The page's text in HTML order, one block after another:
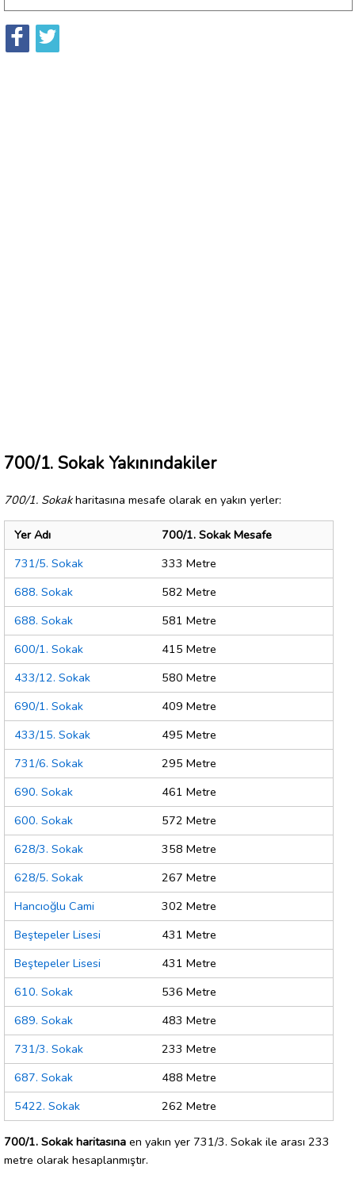
700/1. Sokak Yakınındakiler
700/1. Sokakharitasına mesafe olarak en yakın yerler:
Yer Adı
700/1. Sokak Mesafe
731/5. Sokak
333 Metre
688. Sokak
582 Metre
688. Sokak
581 Metre
600/1. Sokak
415 Metre
433/12. Sokak
580 Metre
690/1. Sokak
409 Metre
433/15. Sokak
495 Metre
731/6. Sokak
295 Metre
690. Sokak
461 Metre
600. Sokak
572 Metre
628/3. Sokak
358 Metre
628/5. Sokak
267 Metre
Hancıoğlu Cami
302 Metre
Beştepeler Lisesi
431 Metre
Beştepeler Lisesi
431 Metre
610. Sokak
536 Metre
689. Sokak
483 Metre
731/3. Sokak
233 Metre
687. Sokak
488 Metre
5422. Sokak
262 Metre
700/1. Sokak haritasına en yakın yer 731/3. Sokak ile arası 233
metre olarak hesaplanmıştır.